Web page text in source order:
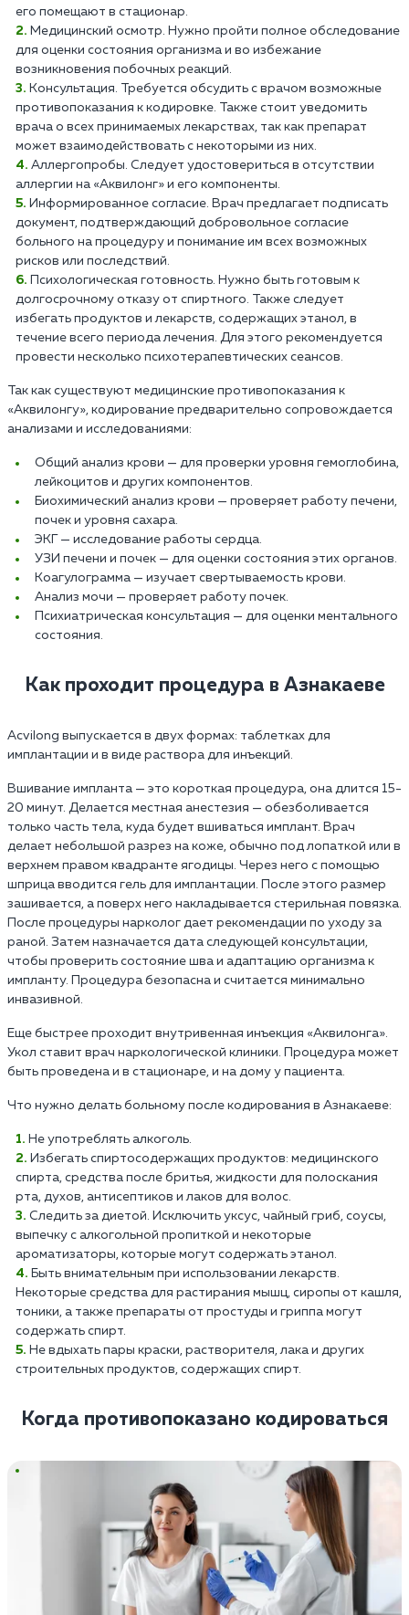
его помещают в стационар.
Медицинский осмотр. Нужно пройти полное обследование
для оценки состояния организма и во избежание
возникновения побочных реакций.
Консультация. Требуется обсудить с врачом возможные
противопоказания к кодировке. Также стоит уведомить
врача о всех принимаемых лекарствах, так как препарат
может взаимодействовать с некоторыми из них.
Аллергопробы. Следует удостовериться в отсутствии
аллергии на «Аквилонг» и его компоненты.
Информированное согласие. Врач предлагает подписать
документ, подтверждающий добровольное согласие
больного на процедуру и понимание им всех возможных
рисков или последствий.
Психологическая готовность. Нужно быть готовым к
долгосрочному отказу от спиртного. Также следует
избегать продуктов и лекарств, содержащих этанол, в
течение всего периода лечения. Для этого рекомендуется
провести несколько психотерапевтических сеансов.
Так как существуют медицинские противопоказания к
«Аквилонгу», кодирование предварительно сопровождается
анализами и исследованиями:
Общий анализ крови — для проверки уровня гемоглобина,
лейкоцитов и других компонентов.
Биохимический анализ крови — проверяет работу печени,
почек и уровня сахара.
ЭКГ — исследование работы сердца.
УЗИ печени и почек — для оценки состояния этих органов.
Коагулограмма — изучает свертываемость крови.
Анализ мочи — проверяет работу почек.
Психиатрическая консультация — для оценки ментального
состояния.
Как проходит процедура в Азнакаеве
Acvilong выпускается в двух формах: таблетках для
имплантации и в виде раствора для инъекций.
Вшивание импланта — это короткая процедура, она длится 15-
20 минут. Делается местная анестезия — обезболивается
только часть тела, куда будет вшиваться имплант. Врач
делает небольшой разрез на коже, обычно под лопаткой или в
верхнем правом квадранте ягодицы. Через него с помощью
шприца вводится гель для имплантации. После этого размер
зашивается, а поверх него накладывается стерильная повязка.
После процедуры нарколог дает рекомендации по уходу за
раной. Затем назначается дата следующей консультации,
чтобы проверить состояние шва и адаптацию организма к
импланту. Процедура безопасна и считается минимально
инвазивной.
Еще быстрее проходит внутривенная инъекция «Аквилонга».
Укол ставит врач наркологической клиники. Процедура может
быть проведена и в стационаре, и на дому у пациента.
Что нужно делать больному после кодирования в Азнакаеве:
Не употреблять алкоголь.
Избегать спиртосодержащих продуктов: медицинского
спирта, средства после бритья, жидкости для полоскания
рта, духов, антисептиков и лаков для волос.
Следить за диетой. Исключить уксус, чайный гриб, соусы,
выпечку с алкогольной пропиткой и некоторые
ароматизаторы, которые могут содержать этанол.
Быть внимательным при использовании лекарств.
Некоторые средства для растирания мышц, сиропы от кашля,
тоники, а также препараты от простуды и гриппа могут
содержать спирт.
Не вдыхать пары краски, растворителя, лака и других
строительных продуктов, содержащих спирт.
Когда противопоказано кодироваться